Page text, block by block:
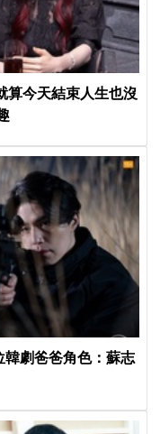
算今天結束人生也沒
劇爸爸角色：蘇志